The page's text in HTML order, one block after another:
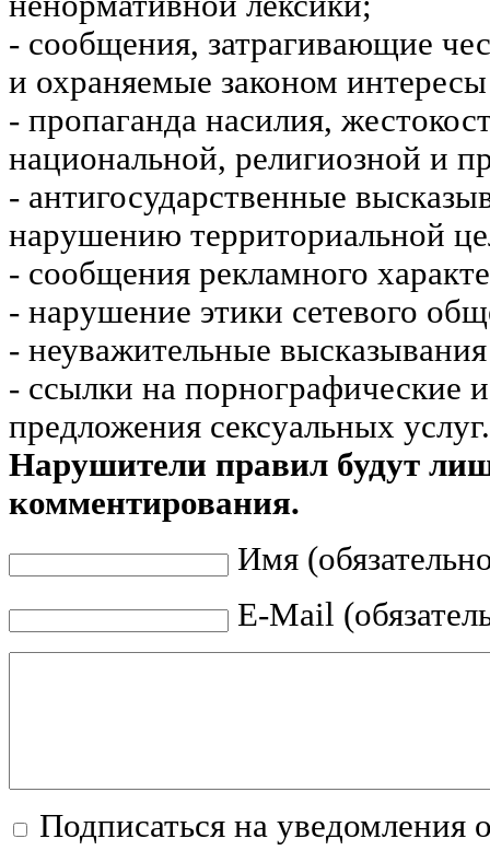
- сообщения, затрагивающие
и охраняемые законом
- пропаганда насилия,
национальной, религиозной и
- антигосударственные
нарушению территориальной
- сообщения рекламного
- нарушение этики сетевого
- неуважительные
- ссылки на порнографические
предложения сексуальных услуг.
Нарушители правил будут
комментирования.
Имя
E-Mail
Подписаться на уведомления